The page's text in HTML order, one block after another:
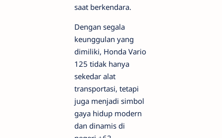
saat berkendara.
Dengan segala
keunggulan yang
dimiliki, Honda Vario
125 tidak hanya
sekedar alat
transportasi, tetapi
juga menjadi simbol
gaya hidup modern
dan dinamis di